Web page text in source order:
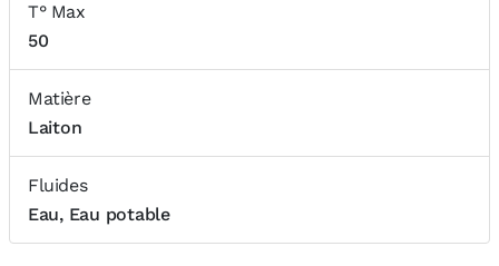
T° Max
50
Matière
Laiton
Fluides
Eau, Eau potable